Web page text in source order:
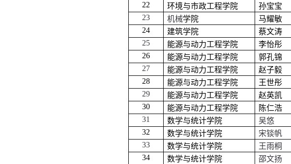
22
环境与市政工程学院 孙宝宝
23
机械学院 马耀敏
24
建筑学院 蔡文涛
25
能源与动力工程学院 李怡彤
26
能源与动力工程学院 郭孔锦
27
能源与动力工程学院 赵子毅
28
能源与动力工程学院 王世彤
29
能源与动力工程学院 赵英凯
30
能源与动力工程学院 陈仁浩
31
数学与统计学院 吴悠
32
数学与统计学院 宋锬帆
33
数学与统计学院 王雨桐
34
数学与统计学院 邵文扬